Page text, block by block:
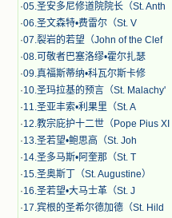
·05.圣安多尼修道院院长（St. Anth
·06.圣文森特•费雷尔（St. V
·07.裂岩的若望（John of the Clef
·08.可敬者巴塞洛缪•霍尔扎瑟
·09.真福斯蒂纳•科瓦尔斯卡修
·10.圣玛拉基的预言（St. Malachy'
·11.圣亚丰索•利果里（St. A
·12.教宗庇护十二世（Pope Pius XI
·13.圣若望•鲍思高（St. Joh
·14.圣多马斯•阿奎那（St. T
·15.圣奥斯丁（St. Augustine）
·16.圣若望•大马士革（St. J
·17.宾根的圣希尔德加德（St. Hild